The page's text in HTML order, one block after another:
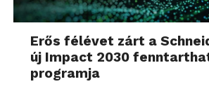
Erős félévet zárt a
új Impact 2030
programja